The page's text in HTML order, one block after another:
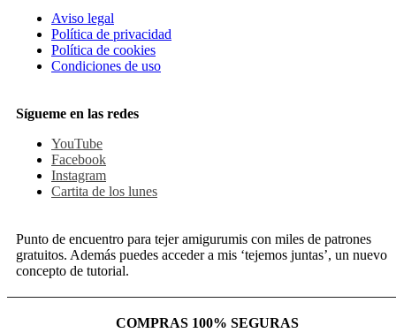
Aviso legal
Política de privacidad
Política de cookies
Condiciones de uso
Sígueme en las redes
YouTube
Facebook
Instagram
Cartita de los lunes
Punto de encuentro para tejer amigurumis con miles de patrones
gratuitos. Además puedes acceder a mis ‘tejemos juntas’, un nuevo
concepto de tutorial.
COMPRAS 100% SEGURAS